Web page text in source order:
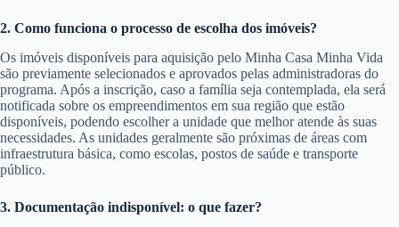
2. Como funciona o processo de escolha dos imóveis?
Os imóveis disponíveis para aquisição pelo Minha Casa Minha Vida
são previamente selecionados e aprovados pelas administradoras do
programa. Após a inscrição, caso a família seja contemplada, ela será
notificada sobre os empreendimentos em sua região que estão
disponíveis, podendo escolher a unidade que melhor atende às suas
necessidades. As unidades geralmente são próximas de áreas com
infraestrutura básica, como escolas, postos de saúde e transporte
público.
3. Documentação indisponível: o que fazer?